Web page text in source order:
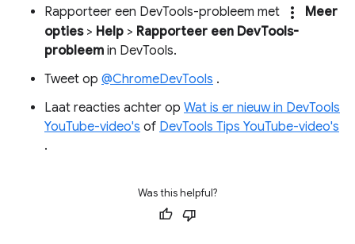
Rapporteer een DevTools-probleem met
more_vert
Meer
opties> Help > Rapporteer een DevTools-
probleem in DevTools.
Tweet op @ChromeDevTools .
Laat reacties achter op Wat is er nieuw in DevTools
YouTube-video's of DevTools Tips YouTube-video's
.
Was this helpful?